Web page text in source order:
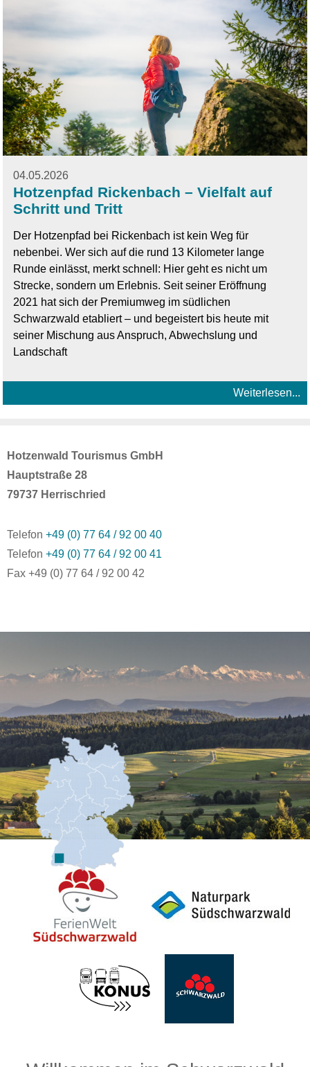
04.05.2026
Hotzenpfad Rickenbach – Vielfalt auf
Schritt und Tritt
Der Hotzenpfad bei Rickenbach ist kein Weg für
nebenbei. Wer sich auf die rund 13 Kilometer lange
Runde einlässt, merkt schnell: Hier geht es nicht um
Strecke, sondern um Erlebnis. Seit seiner Eröffnung
2021 hat sich der Premiumweg im südlichen
Schwarzwald etabliert – und begeistert bis heute mit
seiner Mischung aus Anspruch, Abwechslung und
Landschaft
Weiterlesen...
Hotzenwald Tourismus GmbH
Hauptstraße 28
79737 Herrischried
Telefon +49 (0) 77 64 / 92 00 40
Telefon +49 (0) 77 64 / 92 00 41
Fax +49 (0) 77 64 / 92 00 42